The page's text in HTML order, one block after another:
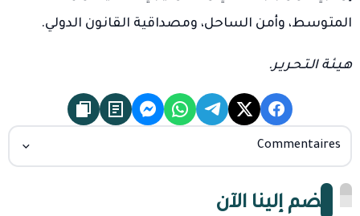
المتوسط، وأمن الساحل، ومصداقية القانون الدولي.
هـيـئـة الـتـحـريـر.
Commentaires
انضم إلينا الآن